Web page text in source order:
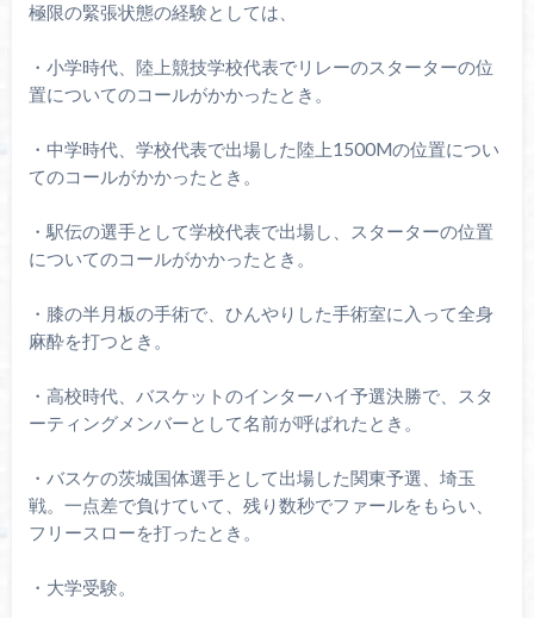
極限の緊張状態の経験としては、
・小学時代、陸上競技学校代表でリレーのスターターの位
置についてのコールがかかったとき。
・中学時代、学校代表で出場した陸上1500Mの位置につい
てのコールがかかったとき。
・駅伝の選手として学校代表で出場し、スターターの位置
についてのコールがかかったとき。
・膝の半月板の手術で、ひんやりした手術室に入って全身
麻酔を打つとき。
・高校時代、バスケットのインターハイ予選決勝で、スタ
ーティングメンバーとして名前が呼ばれたとき。
・バスケの茨城国体選手として出場した関東予選、埼玉
戦。一点差で負けていて、残り数秒でファールをもらい、
フリースローを打ったとき。
・大学受験。